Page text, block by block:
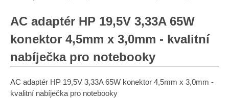
AC adaptér HP 19,5V 3,33A 65W
konektor 4,5mm x 3,0mm - kvalitní
nabíječka pro notebooky
AC adaptér HP 19,5V 3,33A 65W konektor 4,5mm x 3,0mm -
kvalitní nabíječka pro notebooky